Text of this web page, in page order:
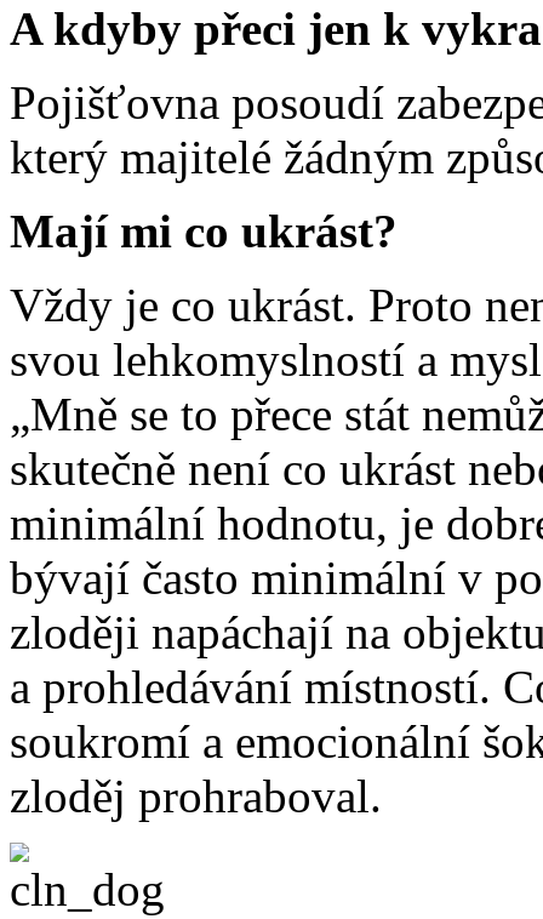
A kdyby přeci jen k
Pojišťovna posoudí
který majitelé žádným
Mají mi co ukrást?
Vždy je co ukrást. Proto
svou lehkomyslností a
„Mně se to přece stát
skutečně není co ukrást
minimální hodnotu, je
bývají často minimální v
zloději napáchají na
a prohledávání místností.
soukromí a emocionální
zloděj prohraboval.